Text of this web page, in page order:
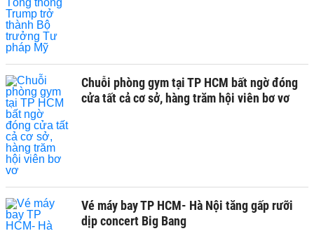
Chuỗi phòng gym tại TP HCM bất ngờ đóng
cửa tất cả cơ sở, hàng trăm hội viên bơ vơ
Vé máy bay TP HCM- Hà Nội tăng gấp rưỡi
dịp concert Big Bang